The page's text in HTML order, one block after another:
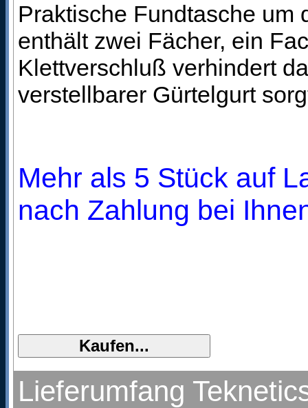
Praktische Fundtasche um
enthält zwei Fächer, ein
Klettverschluß verhindert
verstellbarer Gürtelgurt
Mehr als 5 Stück auf
nach Zahlung bei
Lieferumfang